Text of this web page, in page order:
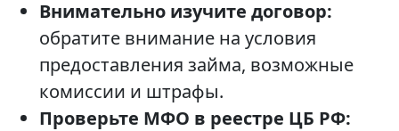
Внимательно изучите договор:
обратите внимание на условия
предоставления займа, возможные
комиссии и штрафы.
Проверьте МФО в реестре ЦБ РФ: